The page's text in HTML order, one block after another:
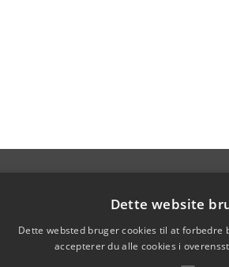
Dette website
Dette websted bruger cookies til at forbedre
accepterer du alle cookies i